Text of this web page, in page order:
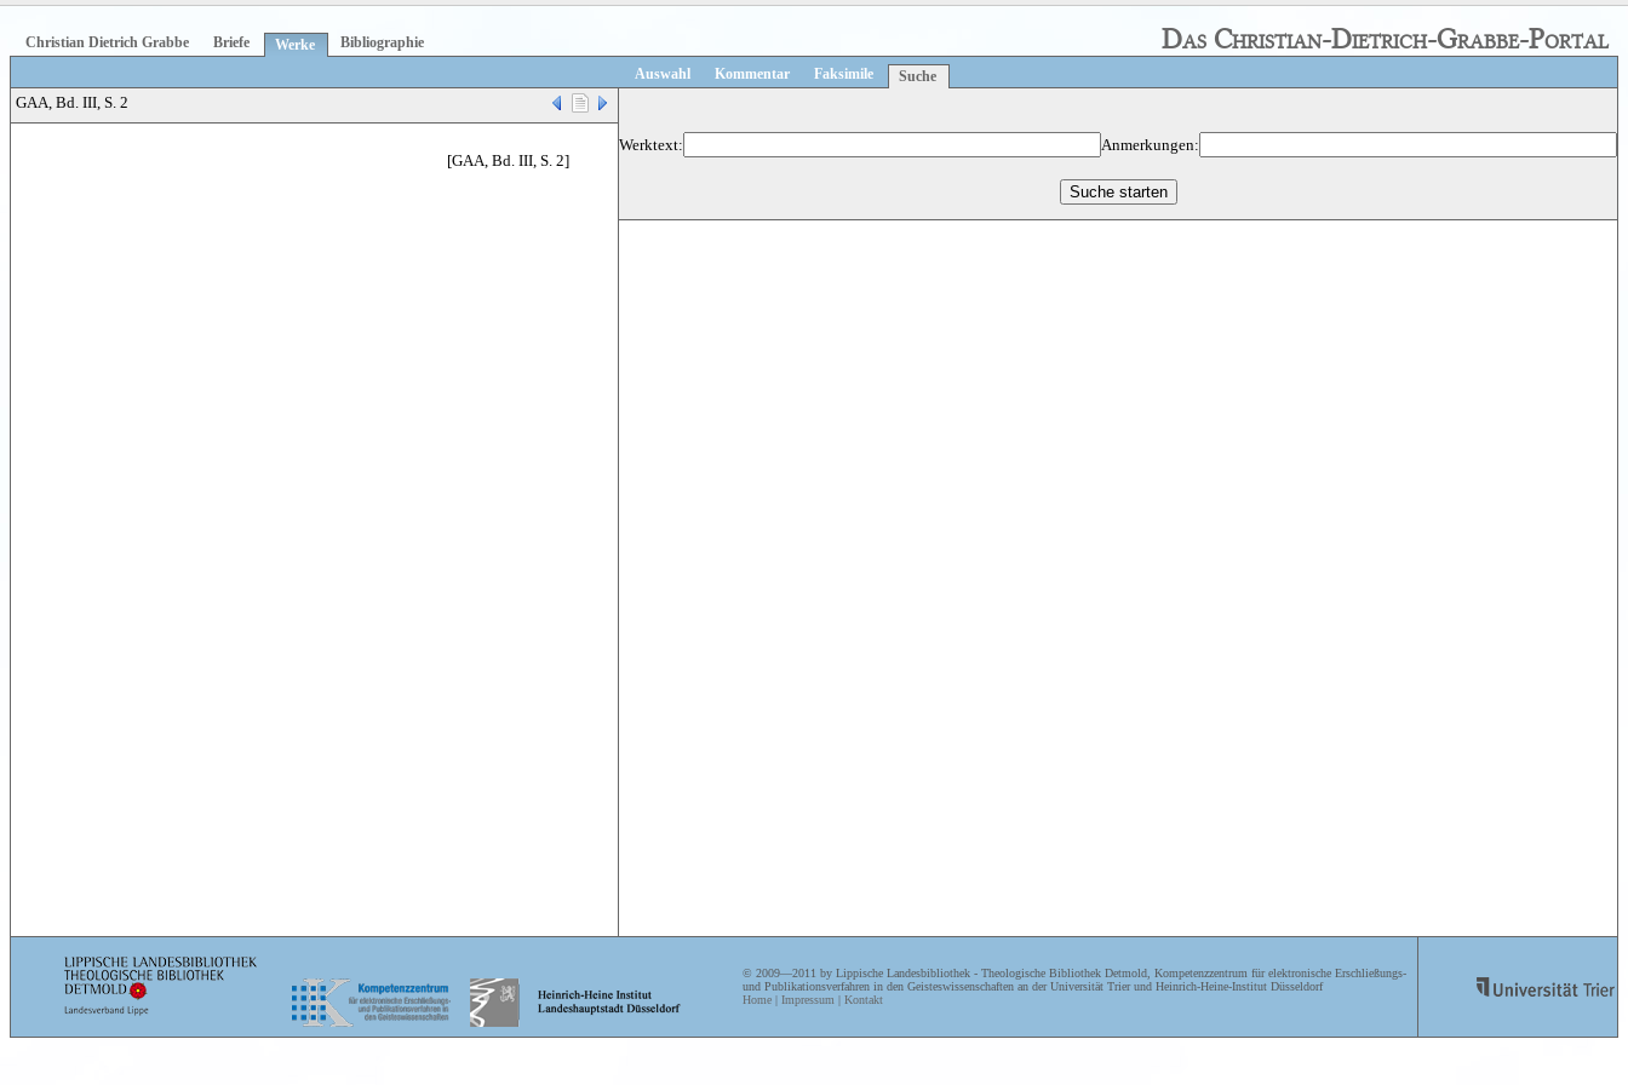
Das Christian-Dietrich-Grabbe-Portal
Christian Dietrich Grabbe Briefe Werke
Bibliographie
Auswahl
Kommentar Faksimile Suche
GAA, Bd. III, S. 2
[GAA, Bd. III, S. 2]
Werktext: Anmerkungen:
© 2009—2011 by Lippische Landesbibliothek - Theologische Bibliothek Detmold, Kompetenzzentrum für elektronische Erschließungs-
und Publikationsverfahren in den Geisteswissenschaften an der Universität Trier und Heinrich-Heine-Institut Düsseldorf
Home | Impressum | Kontakt